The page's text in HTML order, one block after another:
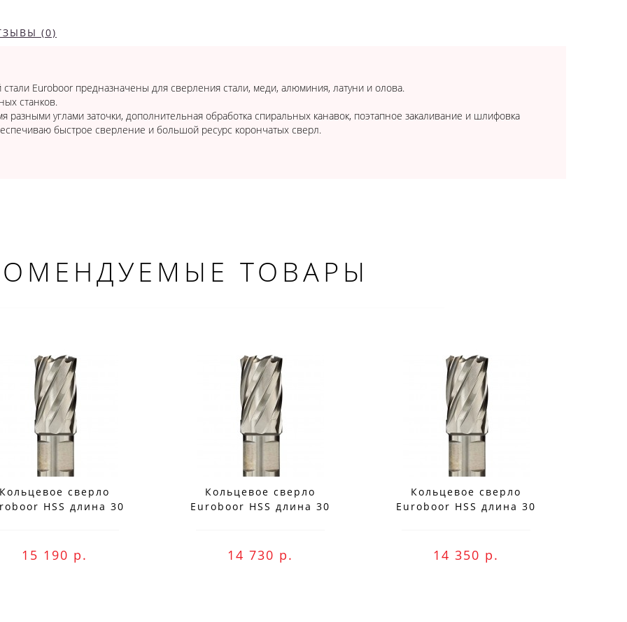
ДОБРО ПОЖАЛОВАТЬ!
Специальные предложения!
беспроцентную рассрочку!
(0)
Euroboor предназначены для сверления стали, меди, алюминия, латуни и олова.
станков.
разными углами заточки, дополнительная обработка спиральных канавок, поэтапное закаливание и шлифовка
быстрое сверление и большой ресурс корончатых сверл.
ТОВАРЫ
Кольцевое сверло
HSS длина 30
15 190 р.
Кольцевое сверло
Euroboor HSS длина 30
14 730 р.
Кольцевое сверло
Euroboor HSS длина 30
14 350 р.